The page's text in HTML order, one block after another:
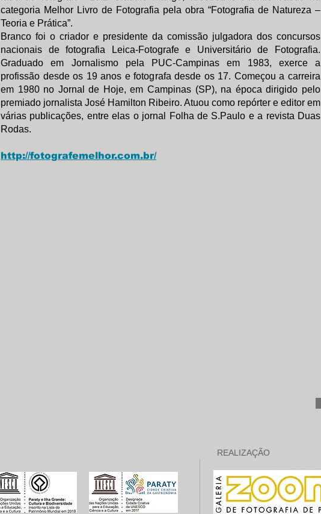
categoria Melhor Livro de Fotografia pela obra “Fotografia de Natureza –
Teoria e Prática”.
Branco foi o criador e presidente da comissão julgadora dos concursos
nacionais de fotografia Leica-Fotografe e Universitário de Fotografia.
Graduado em Jornalismo pela PUC-Campinas em 1983, exerce a
profissão desde os 19 anos e fotografa desde os 17. Começou a carreira
em 1980 no Jornal de Hoje, em Campinas (SP), na época dirigido pelo
premiado jornalista José Hamilton Ribeiro. Atuou como repórter e editor em
várias publicações, entre elas o jornal Folha de S.Paulo e a revista Duas
Rodas.
http://fotografemelhor.com.br/
REALIZAÇÃO